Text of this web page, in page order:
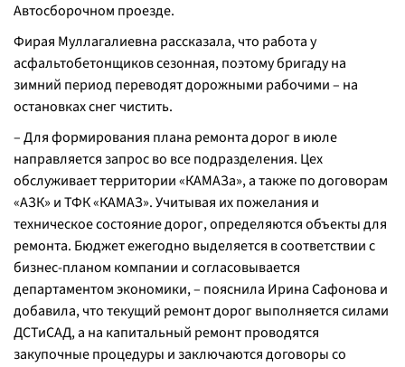
Автосборочном проезде.
Фирая Муллагалиевна рассказала, что работа у
асфальтобетонщиков сезонная, поэтому бригаду на
зимний период переводят дорожными рабочими – на
остановках снег чистить.
– Для формирования плана ремонта дорог в июле
направляется запрос во все подразделения. Цех
обслуживает территории «КАМАЗа», а также по договорам
«АЗК» и ТФК «КАМАЗ». Учитывая их пожелания и
техническое состояние дорог, определяются объекты для
ремонта. Бюджет ежегодно выделяется в соответствии с
бизнес-планом компании и согласовывается
департаментом экономики, – пояснила Ирина Сафонова и
добавила, что текущий ремонт дорог выполняется силами
ДСТиСАД, а на капитальный ремонт проводятся
закупочные процедуры и заключаются договоры со